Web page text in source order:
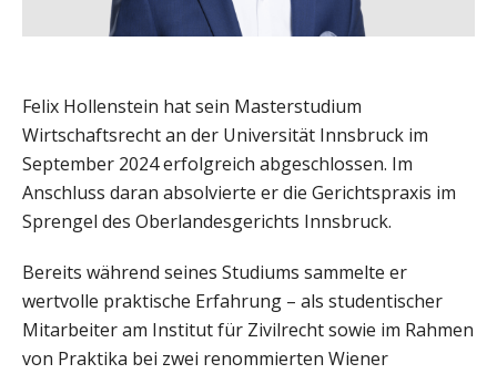
Felix Hollenstein hat sein Masterstudium
Wirtschaftsrecht an der Universität Innsbruck im
September 2024 erfolgreich abgeschlossen. Im
Anschluss daran absolvierte er die Gerichtspraxis im
Sprengel des Oberlandesgerichts Innsbruck.
Bereits während seines Studiums sammelte er
wertvolle praktische Erfahrung – als studentischer
Mitarbeiter am Institut für Zivilrecht sowie im Rahmen
von Praktika bei zwei renommierten Wiener